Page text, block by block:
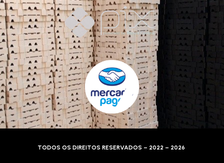
TODOS OS DIREITOS RESERVADOS – 2022 – 2026